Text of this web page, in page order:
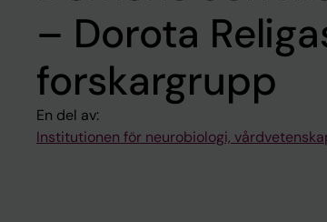
– Dorota
forskargrupp
En del av:
Institutionen för neurobiologi,